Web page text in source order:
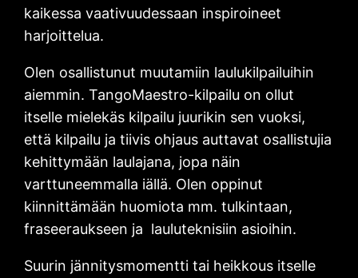
kaikessa vaativuudessaan inspiroineet
harjoittelua.
Olen osallistunut muutamiin laulukilpailuihin
aiemmin. TangoMaestro-kilpailu on ollut
itselle mielekäs kilpailu juurikin sen vuoksi,
että kilpailu ja tiivis ohjaus auttavat osallistujia
kehittymään laulajana, jopa näin
varttuneemmalla iällä. Olen oppinut
kiinnittämään huomiota mm. tulkintaan,
fraseeraukseen ja lauluteknisiin asioihin.
Suurin jännitysmomentti tai heikkous itselle